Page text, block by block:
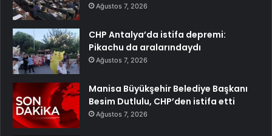
Ağustos 7, 2026
CHP Antalya’da istifa depremi:
Pikachu da aralarındaydı
Ağustos 7, 2026
Manisa Büyükşehir Belediye Başkanı
Besim Dutlulu, CHP’den istifa etti
Ağustos 7, 2026